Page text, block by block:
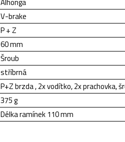
V-brake
P + Z
60 mm
Šroub
stříbrná
P+Z brzda , 2x vodítko, 2x prachovka,
375 g
Délka ramínek 110 mm